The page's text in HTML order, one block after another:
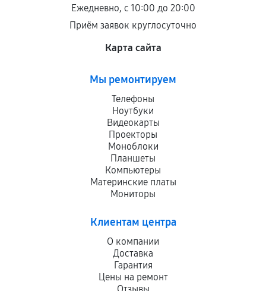
Ежедневно, с 10:00 до 20:00
Приём заявок круглосуточно
Карта сайта
Мы ремонтируем
Телефоны
Ноутбуки
Видеокарты
Проекторы
Моноблоки
Планшеты
Компьютеры
Материнские платы
Мониторы
Клиентам центра
О компании
Доставка
Гарантия
Цены на ремонт